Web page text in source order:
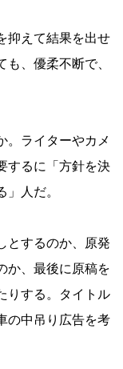
抑えて結果を出せ
、優柔不断で、
。ライターやカメ
するに「方針を決
人だ。
とするのか、原発
か、最後に原稿を
りする。タイトル
の中吊り広告を考